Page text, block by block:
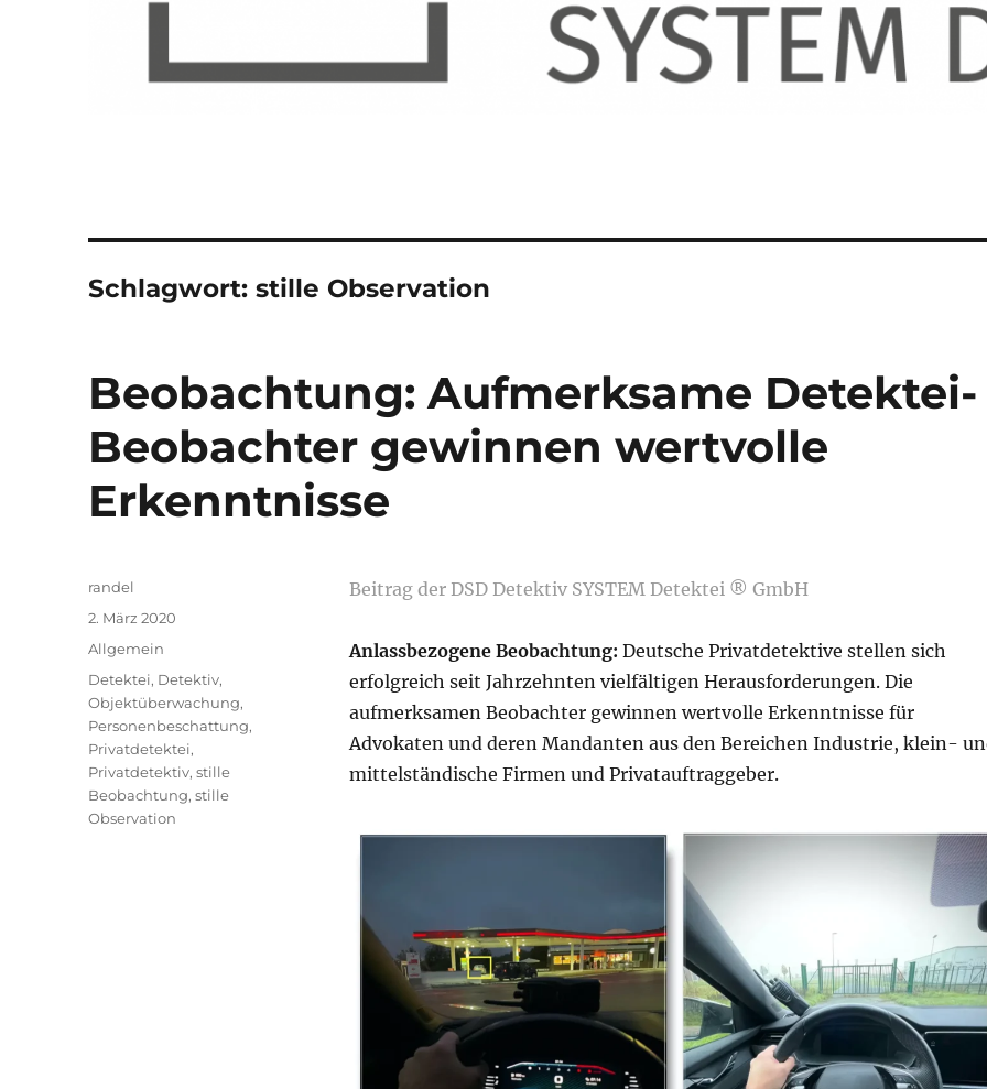
Schlagwort:stille Observation
Beobachtung: Aufmerksame Detektei-
Beobachter gewinnen wertvolle
Erkenntnisse
Beitrag der DSD Detektiv SYSTEM Detektei ® GmbH
Anlassbezogene Beobachtung: Deutsche Privatdetektive stellen sich
erfolgreich seit Jahrzehnten vielfältigen Herausforderungen. Die
aufmerksamen Beobachter gewinnen wertvolle Erkenntnisse für
Advokaten und deren Mandanten aus den Bereichen Industrie, klein-
mittelständische Firmen und Privatauftraggeber.
Autor
randel
Veröffentlicht
am
2. März 2020
Kategorien
Allgemein
Schlagwörter
Detektei, Detektiv,
Objektüberwachung,
Personenbeschattung,
Privatdetektei,
Privatdetektiv,stille
Beobachtung,stille
Observation